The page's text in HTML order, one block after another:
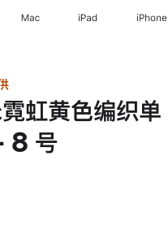
Mac iPad iPhone
虹黄色编织单
8 号